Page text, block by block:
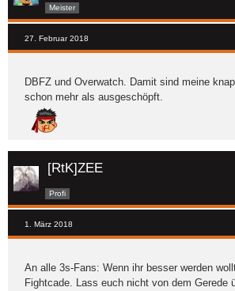
Meister
27. Februar 2018
DBFZ und Overwatch. Damit sind meine
schon mehr als ausgeschöpft.
[RtK]ZEE
Profi
1. März 2018
An alle 3s-Fans: Wenn ihr besser werden
Fightcade. Lass euch nicht von dem Gerede